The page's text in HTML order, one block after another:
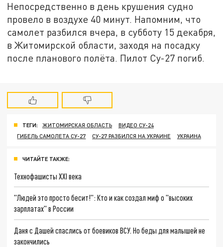
Непосредственно в день крушения судно
провело в воздухе 40 минут. Напомним, что
самолет разбился вчера, в субботу 15 декабря,
в Житомирской области, заходя на посадку
после планового полёта. Пилот Су-27 погиб.
ТЕГИ: ЖИТОМИРСКАЯ ОБЛАСТЬ
ВИДЕО СУ-24
ГИБЕЛЬ САМОЛЕТА СУ-27
СУ-27 РАЗБИЛСЯ НА УКРАИНЕ УКРАИНА
ЧИТАЙТЕ ТАКЖЕ:
Технофашисты XXI века
"Людей это просто бесит!": Кто и как создал миф о "высоких
зарплатах" в России
Даня с Дашей спаслись от боевиков ВСУ. Но беды для малышей не
закончились